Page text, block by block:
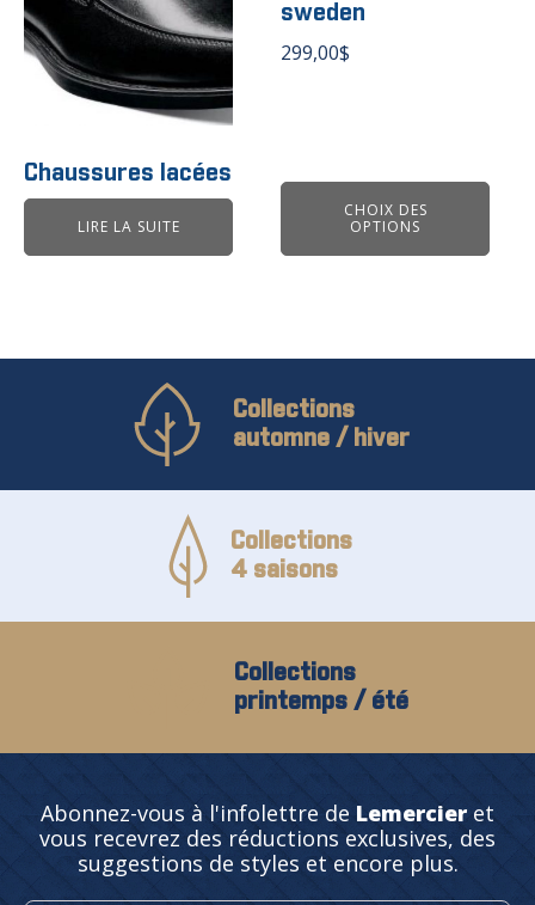
Chaussures lacées
LIRE LA SUITE
sweden
299,00$
CHOIX DES
OPTIONS
peuvent
choisies
produit
Collections
automne / hiver
Collections
4 saisons
Collections
printemps / été
Abonnez-vous à l'infolettre de Lemercier et
vous recevrez des réductions exclusives, des
suggestions de styles et encore plus.